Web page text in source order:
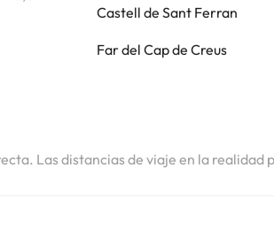
Castell de Sant Ferran
Far del Cap de Creus
Las distancias de viaje en la realidad